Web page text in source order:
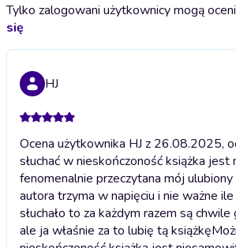
Tylko zalogowani użytkownicy mogą
się
HJ
Ocena użytkownika HJ z 26.08.2025,
słuchać w nieskończoność książka jest
fenomenalnie przeczytana mój ulubiony
autora trzyma w napięciu i nie ważne
słuchało to za każdym razem są
ale ja właśnie za to lubię tą książkę